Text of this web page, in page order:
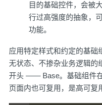
目的基础控件，会被
行过高强度的抽象，
功能。
应用特定样式和约定的基础
无状态、不掺杂业务逻辑的
开头 —— Base。基础组件
页面内也可复用，是高可复